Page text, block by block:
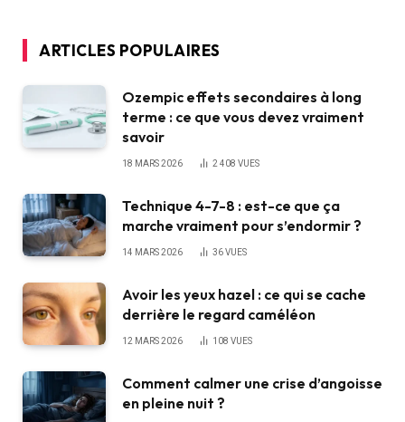
ARTICLES POPULAIRES
Ozempic effets secondaires à long
terme : ce que vous devez vraiment
savoir
18 MARS 2026 2 408 VUES
Technique 4-7-8 : est-ce que ça
marche vraiment pour s’endormir ?
14 MARS 2026 36VUES
Avoir les yeux hazel : ce qui se cache
derrière le regard caméléon
12 MARS 2026 108 VUES
Comment calmer une crise d’angoisse
en pleine nuit ?